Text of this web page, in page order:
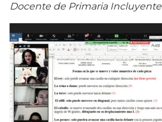
Docente de Primaria Incluyente